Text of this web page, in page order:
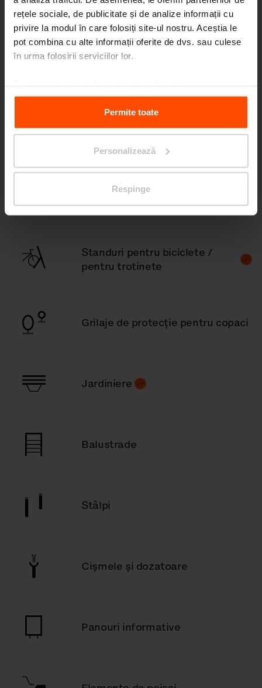
rețele sociale, de publicitate și de analize informații cu
privire la modul în care folosiți site-ul nostru. Aceștia le
pot combina cu alte informații oferite de dvs. sau culese
în urma folosirii serviciilor lor.
vizitațiPrinciples Relating to the Processing Personal
Permite toate
Personalizează
Respinge
și copertine, perete protecție
Adăposturi pentru biciclete
și copertine pentru biciclete
Mese pentru parc
Standuri pentru biciclete /
pentru trotinete
Grilaje de protecție pentru copaci
Jardiniere
Balustrade
Stâlpi
Cișmele și dozatoare
Panouri informative